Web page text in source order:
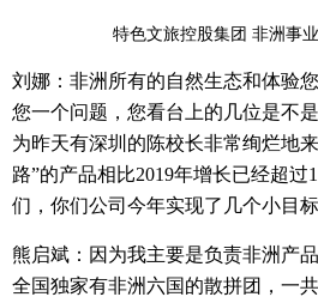
特色文旅控股集团 非洲事
刘娜：非洲所有的自然生态和体验
您一个问题，您看台上的几位是不
为昨天有深圳的陈校长非常绚烂地
路”的产品相比2019年增长已经超过
们，你们公司今年实现了几个小目
熊启斌：因为我主要是负责非洲产
全国独家有非洲六国的散拼团，一